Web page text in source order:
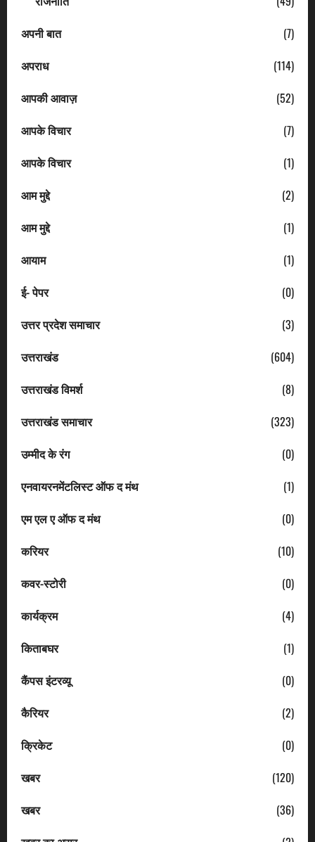
अपनी बात
(7)
अपराध
(114)
आपकी आवाज़
(52)
आपके विचार
(7)
आपके विचार
(1)
आम मुद्दे
(2)
आम मुद्दे
(1)
आयाम
(1)
ई- पेपर
(0)
उत्तर प्रदेश समाचार
(3)
उत्तराखंड
(604)
उत्तराखंड विमर्श
(8)
उत्तराखंड समाचार
(323)
उम्मीद के रंग
(0)
एनवायरनमेंटलिस्ट ऑफ द मंथ
(1)
एम एल ए ऑफ द मंथ
(0)
करियर
(10)
कवर-स्टोरी
(0)
कार्यक्रम
(4)
किताबघर
(1)
कैंपस इंटरव्यू
(0)
कैरियर
(2)
क्रिकेट
(0)
खबर
(120)
खबर
(36)